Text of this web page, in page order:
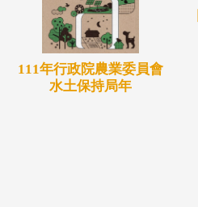
111年行政院農業委員會
水土保持局年